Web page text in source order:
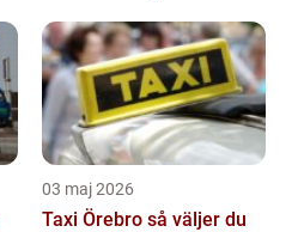
03 maj 2026
Taxi Örebro så väljer du